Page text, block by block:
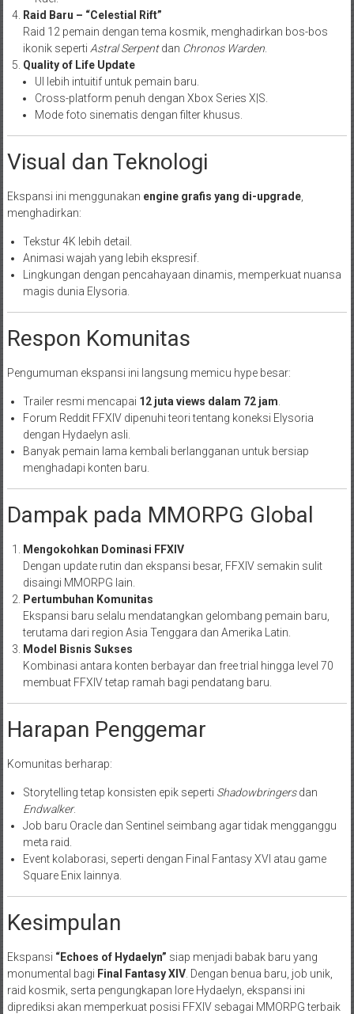
Raid Baru – “Celestial Rift”
Raid 12 pemain dengan tema kosmik, menghadirkan bos-bos
ikonik seperti Astral Serpentdan Chronos Warden.
Quality of Life Update
UI lebih intuitif untuk pemain baru.
Cross-platform penuh dengan Xbox Series X|S.
Mode foto sinematis dengan filter khusus.
Visual dan Teknologi
Ekspansi ini menggunakan engine grafis yang di-upgrade,
menghadirkan:
Tekstur 4K lebih detail.
Animasi wajah yang lebih ekspresif.
Lingkungan dengan pencahayaan dinamis, memperkuat nuansa
magis dunia Elysoria.
Respon Komunitas
Pengumuman ekspansi ini langsung memicu hype besar:
Trailer resmi mencapai 12 juta views dalam 72 jam
Forum Reddit FFXIV dipenuhi teori tentang koneksi Elysoria
dengan Hydaelyn asli.
Banyak pemain lama kembali berlangganan untuk bersiap
menghadapi konten baru.
Dampak pada MMORPG Global
Mengokohkan Dominasi FFXIV
Dengan update rutin dan ekspansi besar, FFXIV semakin sulit
disaingi MMORPG lain.
Pertumbuhan Komunitas
Ekspansi baru selalu mendatangkan gelombang pemain baru,
terutama dari region Asia Tenggara dan Amerika Latin.
Model Bisnis Sukses
Kombinasi antara konten berbayar dan free trial hingga level 70
membuat FFXIV tetap ramah bagi pendatang baru.
Harapan Penggemar
Komunitas berharap:
Storytelling tetap konsisten epik seperti Shadowbringersdan
Endwalker.
Job baru Oracle dan Sentinel seimbang agar tidak mengganggu
meta raid.
Event kolaborasi, seperti dengan Final Fantasy XVI atau game
Square Enix lainnya.
Kesimpulan
Ekspansi “Echoes of Hydaelyn” siap menjadi babak baru yang
monumental bagi Final Fantasy XIV. Dengan benua baru, job unik,
raid kosmik, serta pengungkapan lore Hydaelyn, ekspansi ini
diprediksi akan memperkuat posisi FFXIV sebagai MMORPG terbaik